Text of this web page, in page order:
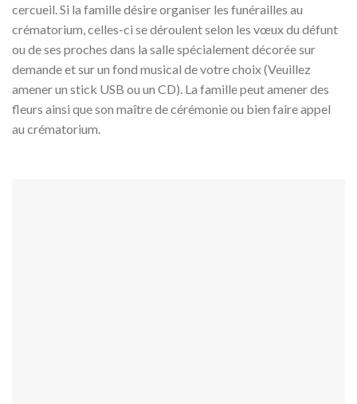
cercueil. Si la famille désire organiser les funérailles au
crématorium, celles-ci se déroulent selon les vœux du défunt
ou de ses proches dans la salle spécialement décorée sur
demande et sur un fond musical de votre choix (Veuillez
amener un stick USB ou un CD). La famille peut amener des
fleurs ainsi que son maître de cérémonie ou bien faire appel
au crématorium.